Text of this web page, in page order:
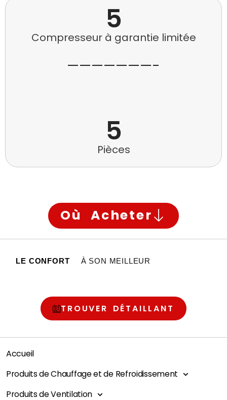
Compresseur à garantie limitée
5
———————-
Pièces
5
Où Acheter
LE CONFORT À SON MEILLEUR
TROUVER DÉTAILLANT
Accueil
Produits de Chauffage et de Refroidissement
Produits de Ventilation